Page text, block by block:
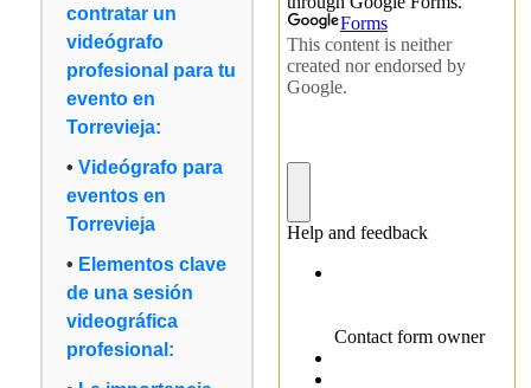
contratar un
videógrafo
profesional para tu
evento en
Torrevieja:
Videógrafo para
eventos en
Torrevieja
Elementos clave
de una sesión
videográfica
profesional: